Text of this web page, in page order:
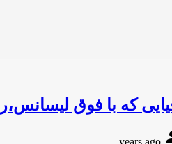
که با فوق